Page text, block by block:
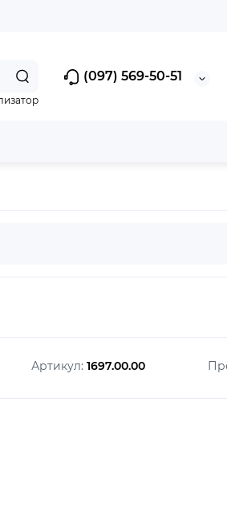
(097) 569-50-51
Артикул: 1697.00.00